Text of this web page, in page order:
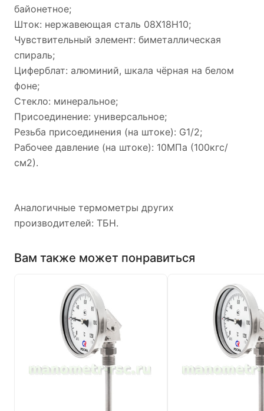
байонетное;
Шток: нержавеющая сталь 08Х18Н10;
Чувствительный элемент: биметаллическая
спираль;
Циферблат: алюминий, шкала чёрная на белом
фоне;
Стекло: минеральное;
Присоединение: универсальное;
Резьба присоединения (на штоке): G1/2;
Рабочее давление (на штоке): 10МПа (100кгс/
см2).
Аналогичные термометры других
производителей: ТБН.
Вам также может понравиться